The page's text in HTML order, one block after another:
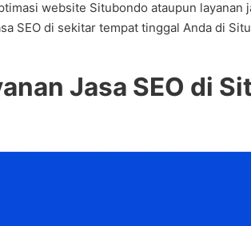
website Situbondo ataupun
SEO di sekitar tempat tinggal Anda di
Jasa SEO di